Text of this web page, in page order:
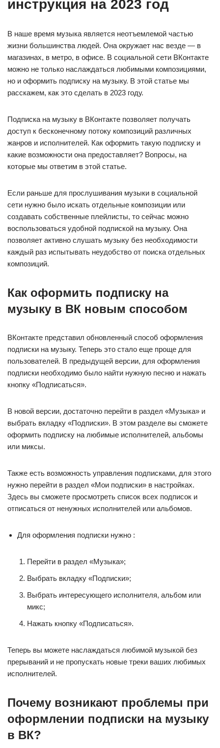
инструкция на 2023 год
В наше время музыка является неотъемлемой частью
жизни большинства людей. Она окружает нас везде — в
магазинах, в метро, в офисе. В социальной сети ВКонтакте
можно не только наслаждаться любимыми композициями,
но и оформить подписку на музыку. В этой статье мы
расскажем, как это сделать в 2023 году.
Подписка на музыку в ВКонтакте позволяет получать
доступ к бесконечному потоку композиций различных
жанров и исполнителей. Как оформить такую подписку и
какие возможности она предоставляет? Вопросы, на
которые мы ответим в этой статье.
Если раньше для прослушивания музыки в социальной
сети нужно было искать отдельные композиции или
создавать собственные плейлисты, то сейчас можно
воспользоваться удобной подпиской на музыку. Она
позволяет активно слушать музыку без необходимости
каждый раз испытывать неудобство от поиска отдельных
композиций.
Как оформить подписку на
музыку в ВК новым способом
ВКонтакте представил обновленный способ оформления
подписки на музыку. Теперь это стало еще проще для
пользователей. В предыдущей версии, для оформления
подписки необходимо было найти нужную песню и нажать
кнопку «Подписаться».
В новой версии, достаточно перейти в раздел «Музыка» и
выбрать вкладку «Подписки». В этом разделе вы сможете
оформить подписку на любимые исполнителей, альбомы
или миксы.
Также есть возможность управления подписками, для этого
нужно перейти в раздел «Мои подписки» в настройках.
Здесь вы сможете просмотреть список всех подписок и
отписаться от ненужных исполнителей или альбомов.
Для оформления подписки нужно :
Перейти в раздел «Музыка»;
Выбрать вкладку «Подписки»;
Выбрать интересующего исполнителя, альбом или
микс;
Нажать кнопку «Подписаться».
Теперь вы можете наслаждаться любимой музыкой без
прерываний и не пропускать новые треки ваших любимых
исполнителей.
Почему возникают проблемы при
оформлении подписки на музыку
в ВК?